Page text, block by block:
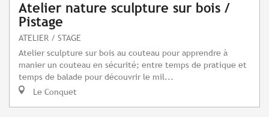
Atelier nature sculpture sur bois /
Pistage
ATELIER / STAGE
Atelier sculpture sur bois au couteau pour apprendre à
manier un couteau en sécurité; entre temps de pratique et
temps de balade pour découvrir le mil...
Le Conquet